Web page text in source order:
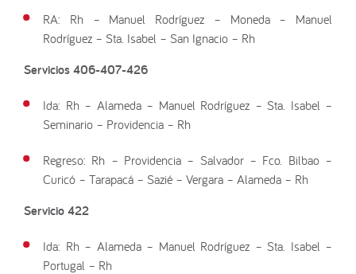
RA: Rh – Manuel Rodríguez – Moneda – Manuel
Rodríguez – Sta. Isabel – San Ignacio – Rh
Servicios 406-407-426
Ida: Rh – Alameda – Manuel Rodríguez – Sta. Isabel –
Seminario – Providencia – Rh
Regreso: Rh – Providencia – Salvador – Fco. Bilbao –
Curicó – Tarapacá – Sazié – Vergara – Alameda – Rh
Servicio 422
Ida: Rh – Alameda – Manuel Rodríguez – Sta. Isabel –
Portugal – Rh